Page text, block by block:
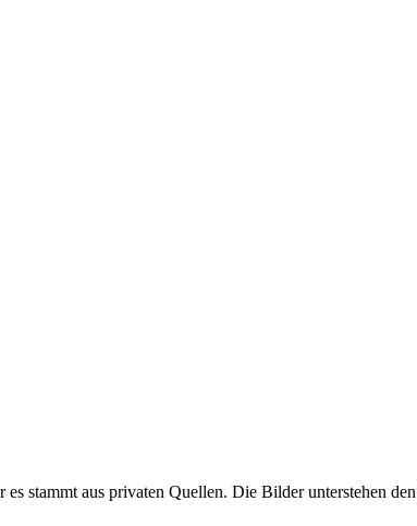
stammt aus privaten Quellen. Die Bilder unterstehen